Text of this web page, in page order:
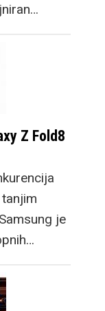
Z Fold8
je